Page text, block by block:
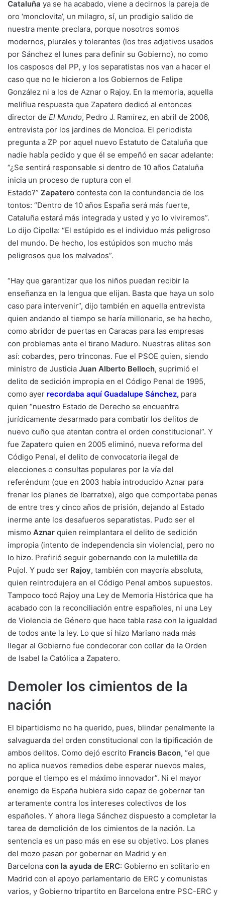
Cataluña ya se ha acabado, viene a decirnos la pareja de
oro ‘monclovita’, un milagro, sí, un prodigio salido de
nuestra mente preclara, porque nosotros somos
modernos, plurales y tolerantes (los tres adjetivos usados
por Sánchez el lunes para definir su Gobierno), no como
los casposos del PP, y los separatistas nos van a hacer el
caso que no le hicieron a los Gobiernos de Felipe
González ni a los de Aznar o Rajoy. En la memoria, aquella
meliflua respuesta que Zapatero dedicó al entonces
director de El Mundo, Pedro J. Ramírez, en abril de 2006,
entrevista por los jardines de Moncloa. El periodista
pregunta a ZP por aquel nuevo Estatuto de Cataluña que
nadie había pedido y que él se empeñó en sacar adelante:
“¿Se sentirá responsable si dentro de 10 años Cataluña
inicia un proceso de ruptura con el
Estado?” Zapatero contesta con la contundencia de los
tontos: “Dentro de 10 años España será más fuerte,
Cataluña estará más integrada y usted y yo lo viviremos”.
Lo dijo Cipolla: “El estúpido es el individuo más peligroso
del mundo. De hecho, los estúpidos son mucho más
peligrosos que los malvados”.
“Hay que garantizar que los niños puedan recibir la
enseñanza en la lengua que elijan. Basta que haya un solo
caso para intervenir”, dijo también en aquella entrevista
quien andando el tiempo se haría millonario, se ha hecho,
como abridor de puertas en Caracas para las empresas
con problemas ante el tirano Maduro. Nuestras elites son
así: cobardes, pero trinconas. Fue el PSOE quien, siendo
ministro de Justicia Juan Alberto Belloch, suprimió el
delito de sedición impropia en el Código Penal de 1995,
como ayer recordaba aquí Guadalupe Sánchez, para
quien “nuestro Estado de Derecho se encuentra
jurídicamente desarmado para combatir los delitos de
nuevo cuño que atentan contra el orden constitucional”. Y
fue Zapatero quien en 2005 eliminó, nueva reforma del
Código Penal, el delito de convocatoria ilegal de
elecciones o consultas populares por la vía del
referéndum (que en 2003 había introducido Aznar para
frenar los planes de Ibarratxe), algo que comportaba penas
de entre tres y cinco años de prisión, dejando al Estado
inerme ante los desafueros separatistas. Pudo ser el
mismo Aznar quien reimplantara el delito de sedición
impropia (intento de independencia sin violencia), pero no
lo hizo. Prefirió seguir gobernando con la muletilla de
Pujol. Y pudo ser Rajoy, también con mayoría absoluta,
quien reintrodujera en el Código Penal ambos supuestos.
Tampoco tocó Rajoy una Ley de Memoria Histórica que ha
acabado con la reconciliación entre españoles, ni una Ley
de Violencia de Género que hace tabla rasa con la igualdad
de todos ante la ley. Lo que sí hizo Mariano nada más
llegar al Gobierno fue condecorar con collar de la Orden
de Isabel la Católica a Zapatero.
Demoler los cimientos de la
nación
El bipartidismo no ha querido, pues, blindar penalmente la
salvaguarda del orden constitucional con la tipificación de
ambos delitos. Como dejó escrito Francis Bacon, “el que
no aplica nuevos remedios debe esperar nuevos males,
porque el tiempo es el máximo innovador”. Ni el mayor
enemigo de España hubiera sido capaz de gobernar tan
arteramente contra los intereses colectivos de los
españoles. Y ahora llega Sánchez dispuesto a completar la
tarea de demolición de los cimientos de la nación. La
sentencia es un paso más en ese su objetivo. Los planes
del mozo pasan por gobernar en Madrid y en
Barcelona con la ayuda de ERC: Gobierno en solitario en
Madrid con el apoyo parlamentario de ERC y comunistas
varios, y Gobierno tripartito en Barcelona entre PSC-ERC y